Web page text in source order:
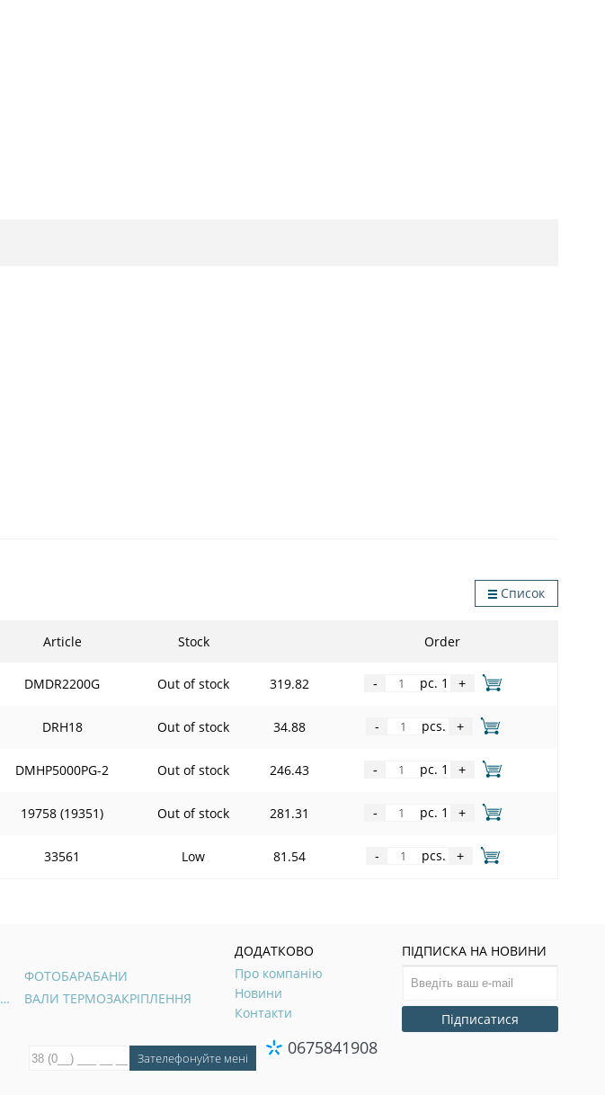
Список
Article Stock Order
DMDR2200G Out of stock 319.82 - pc. 1 +
DRH18 Out of stock 34.88 - pcs. +
DMHP5000PG-2 Out of stock 246.43 - pc. 1 +
19758 (19351) Out of stock 281.31 - pc. 1 +
33561 Low 81.54 - pcs. +
ФОТОБАРАБАНИ
МАГНІТНІ ВАЛИ І ОБОЛОНКИ
ВАЛИ ТЕРМОЗАКРІПЛЕННЯ
ДОДАТКОВО
Про компанію
Новини
Контакти
ПІДПИСКА НА НОВИНИ
Підписатися
0675841908